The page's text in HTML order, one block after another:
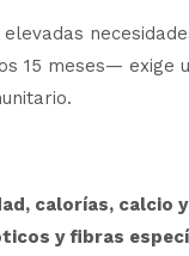
15 meses— exige
calorías, calcio
y fibras